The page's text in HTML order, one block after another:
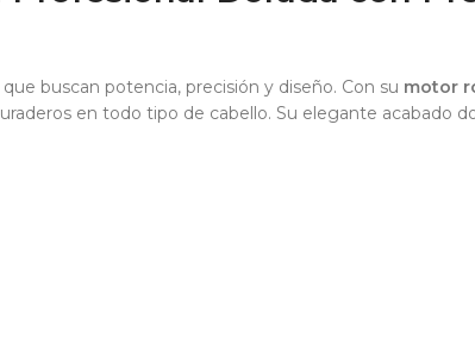
buscan potencia, precisión y diseño. Con su motor
en todo tipo de cabello. Su elegante acabado